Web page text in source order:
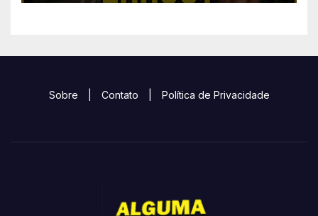
Sobre Contato Política de Privacidade